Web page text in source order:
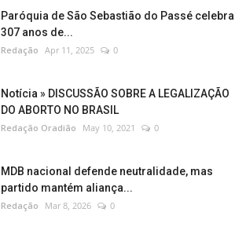
Paróquia de São Sebastião do Passé celebra
307 anos de...
Redação Apr 11, 2025 0
Notícia » DISCUSSÃO SOBRE A LEGALIZAÇÃO
DO ABORTO NO BRASIL
Redação Oradião May 10, 2021 0
MDB nacional defende neutralidade, mas
partido mantém aliança...
Redação Mar 8, 2026 0